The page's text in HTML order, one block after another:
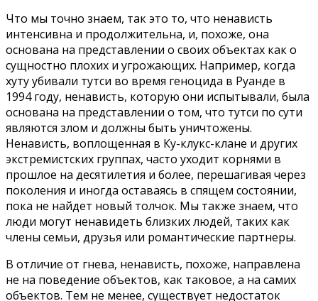
Что мы точно знаем, так это то, что ненависть
интенсивна и продолжительна, и, похоже, она
основана на представлении о своих объектах как о
сущностно плохих и угрожающих. Например, когда
хуту убивали тутси во время геноцида в Руанде в
1994 году, ненависть, которую они испытывали, была
основана на представлении о том, что тутси по сути
являются злом и должны быть уничтожены.
Ненависть, воплощенная в Ку-клукс-клане и других
экстремистских группах, часто уходит корнями в
прошлое на десятилетия и более, перешагивая через
поколения и иногда оставаясь в спящем состоянии,
пока не найдет новый толчок. Мы также знаем, что
люди могут ненавидеть близких людей, таких как
члены семьи, друзья или романтические партнеры.
В отличие от гнева, ненависть, похоже, направлена
не на поведение объектов, как таковое, а на самих
объектов. Тем не менее, существует недостаток